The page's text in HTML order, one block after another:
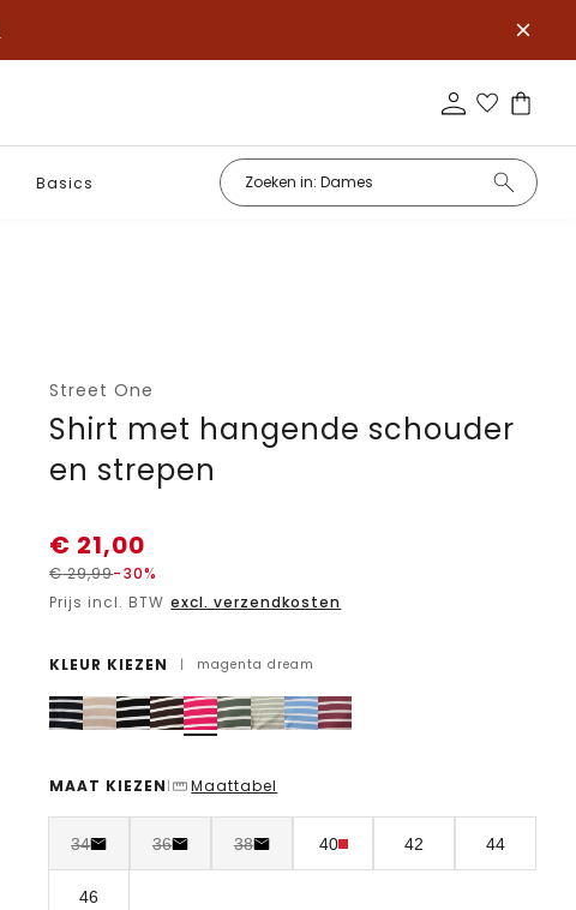
Basics
Street One
Shirt met hangende schouder
en strepen
€ 21,00
€29,99-30%
Prijs incl. BTW excl. verzendkosten
KLEUR KIEZEN | magenta dream
MAAT KIEZEN | Maattabel
34 36 38 40 42 44
46